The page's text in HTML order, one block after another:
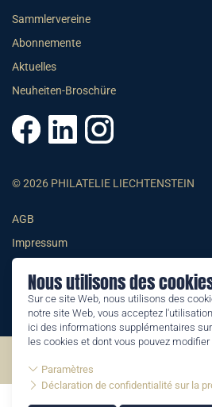
Nous utilisons des
Sur ce site Web, nous utilisons des
notre site Web, vous acceptez
ici des informations supplémentaires
les cookies et dont vous pouvez
Paramètres
Déclaration de confidentialité sur la
Sammlervereine
Abonnemente
Aktuelles
Neuheiten-Broschüre
© 2026 PHILATELIE LIECHTENSTEIN
AGB
Impressum